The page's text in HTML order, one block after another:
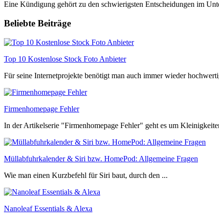
Eine Kündigung gehört zu den schwierigsten Entscheidungen im
Beliebte Beiträge
Top 10 Kostenlose Stock Foto Anbieter
Für seine Internetprojekte benötigt man auch immer wieder
Firmenhomepage Fehler
In der Artikelserie "Firmenhomepage Fehler" geht es um
Müllabfuhrkalender & Siri bzw. HomePod: Allgemeine Fragen
Wie man einen Kurzbefehl für Siri baut, durch den ...
Nanoleaf Essentials & Alexa